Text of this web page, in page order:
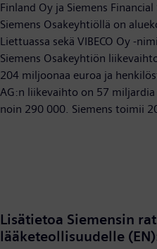
Finland Oy ja Siemens
Siemens Osakeyhtiöllä on
Liettuassa sekä VIBECO Oy -
Siemens Osakeyhtiön
204 miljoonaa euroa ja
AG:n liikevaihto on 57
noin 290 000. Siemens toimii
Lisätietoa Siemensin
lääketeollisuudelle